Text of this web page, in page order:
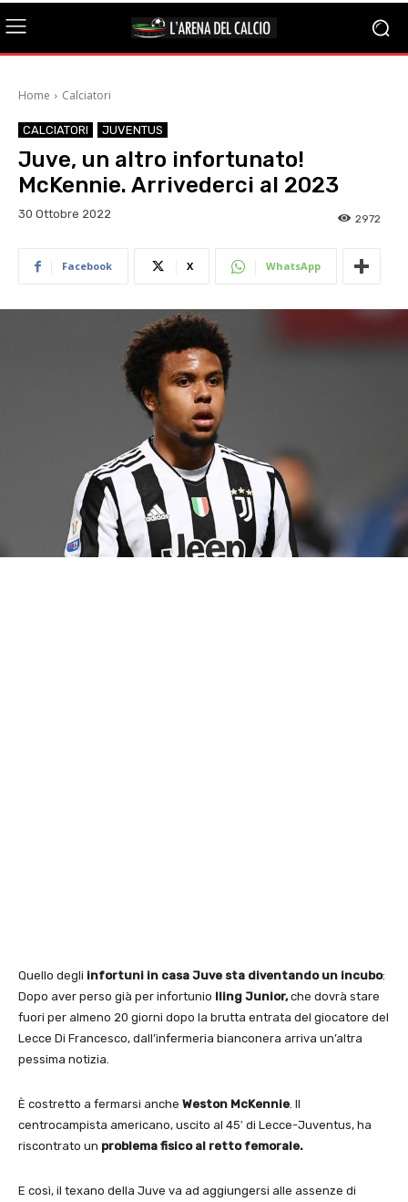
Home Calciatori
CALCIATORI JUVENTUS
Juve, un altro infortunato!
McKennie. Arrivederci al 2023
30 Ottobre 2022 2972
Facebook X WhatsApp
Quello degli infortuni in casa Juve sta diventando un incubo:
Dopo aver perso già per infortunio Iling Junior,che dovrà stare
fuori per almeno 20 giorni dopo la brutta entrata del giocatore del
Lecce Di Francesco, dall’infermeria bianconera arriva un’altra
pessima notizia.
È costretto a fermarsi anche Weston McKennie. Il
centrocampista americano, uscito al 45′ di Lecce-Juventus, ha
riscontrato un problema fisico al retto femorale.
E così, il texano della Juve va ad aggiungersi alle assenze di